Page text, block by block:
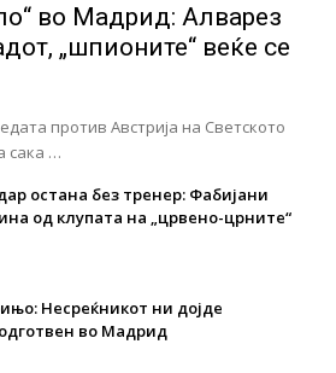
во Мадрид: Алварез
„шпионите“ веќе се
против Австрија на Светското
сака …
остана без тренер: Фабијани
од клупата на „црвено-црните“
Несреќникот ни дојде
во Мадрид